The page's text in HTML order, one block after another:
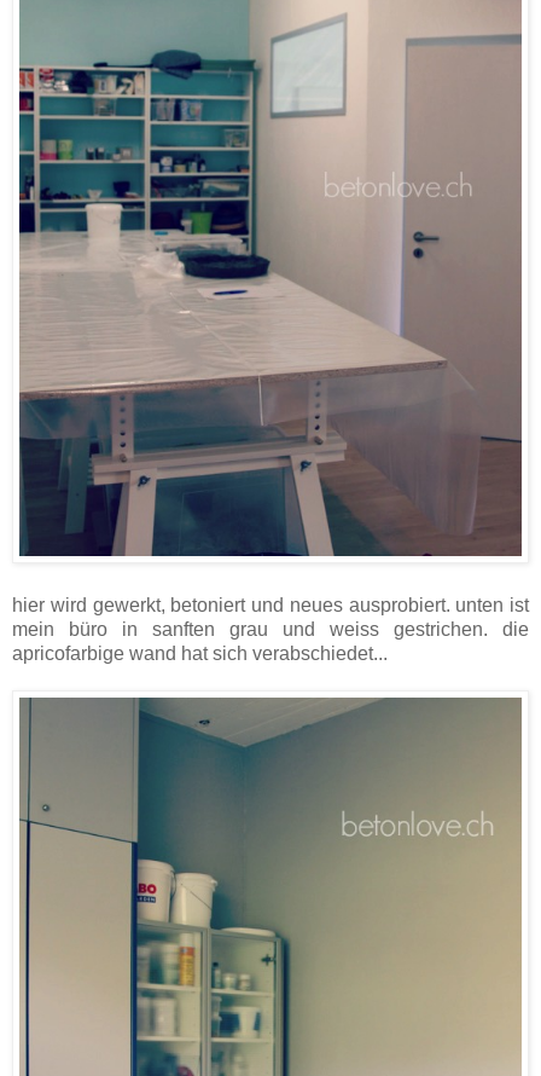
hier wird gewerkt, betoniert und neues ausprobiert. unten ist
mein büro in sanften grau und weiss gestrichen. die
apricofarbige wand hat sich verabschiedet...